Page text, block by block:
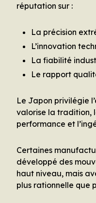
réputation sur :
La précision
L’innovation
La fiabilité
Le rapport
Le Japon privilégie
valorise la tradition,
performance et
Certaines
développé des
haut niveau, mais
plus rationnelle que